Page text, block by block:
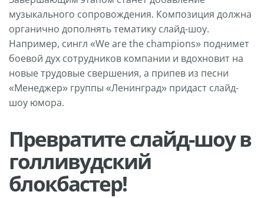
музыкального сопровождения. Композиция должна
органично дополнять тематику слайд-шоу.
Например, сингл «We are the champions» поднимет
боевой дух сотрудников компании и вдохновит на
новые трудовые свершения, а припев из песни
«Менеджер» группы «Ленинград» придаст слайд-
шоу юмора.
Превратите слайд-шоу в
голливудский
блокбастер!